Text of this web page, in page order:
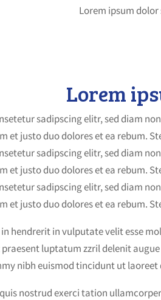
Lorem ipsum
Lorem
sadipscing elitr, sed diam
et justo duo dolores et ea rebum.
sadipscing elitr, sed diam
et justo duo dolores et ea rebum.
sadipscing elitr, sed diam
et justo duo dolores et ea rebum.
hendrerit in vulputate velit esse
luptatum zzril delenit
nibh euismod tincidunt ut
nostrud exerci tation